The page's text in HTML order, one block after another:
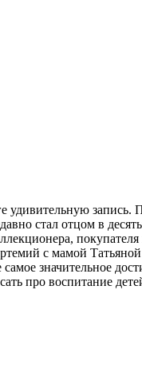
запись.
стал отцом в
с мамой
значительное
про воспитание